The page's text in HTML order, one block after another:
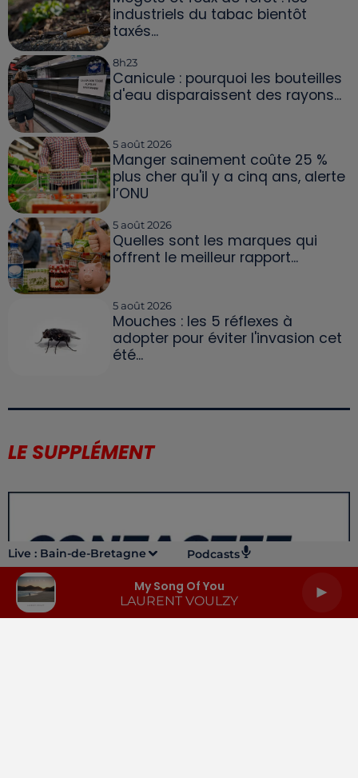
Live : Bain-de-Bretagne Podcasts
My Song Of You
LAURENT VOULZY
industriels du tabac bientôt
taxés...
8h23
Canicule : pourquoi les bouteilles
d'eau disparaissent des rayons...
5 août 2026
Manger sainement coûte 25 %
plus cher qu'il y a cinq ans, alerte
l’ONU
5 août 2026
Quelles sont les marques qui
offrent le meilleur rapport...
5 août 2026
Mouches : les 5 réflexes à
adopter pour éviter l'invasion cet
été...
LE SUPPLÉMENT